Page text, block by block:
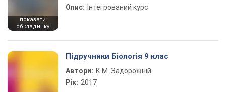
показати
обкладинку
Опис: Інтегрований курс
Підручники Біологія 9 клас
Автори: К.М. Задорожній
Рік: 2017